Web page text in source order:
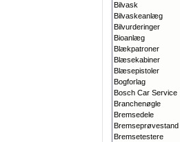
Bilvask
Bilvaskeanlæg
Bilvurderinger
Bioanlæg
Blækpatroner
Blæsekabiner
Blæsepistoler
Bogforlag
Bosch Car Service
Branchenøgle
Bremsedele
Bremseprøvestand
Bremsetestere